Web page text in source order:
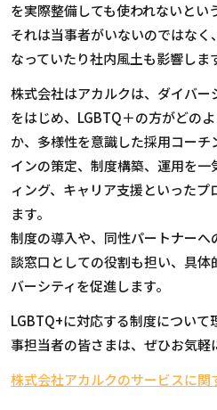
を実際整備しても使われないとい
それは当事者がいないのではなく
なっていたり社内風土も影響しま
株式会社はアカルクは、ダイバ
をはじめ、LGBTQ＋の方がどの
か、多様性を意識した採用コー
インの策定、制度構築、運用を
ィング、キャリア支援といった
ます。
制度の導入や、同性パートナーへ
談窓口としての役割も担い、具体
バーシティを促進します。
LGBTQ+に対応する制度について
事担当者の皆さまは、ぜひお気軽
株式会社アカルクのサービスに関